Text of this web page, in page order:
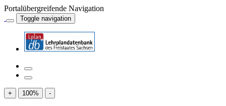
Portalübergreifende Navigation
Toggle navigation
+ 100% -